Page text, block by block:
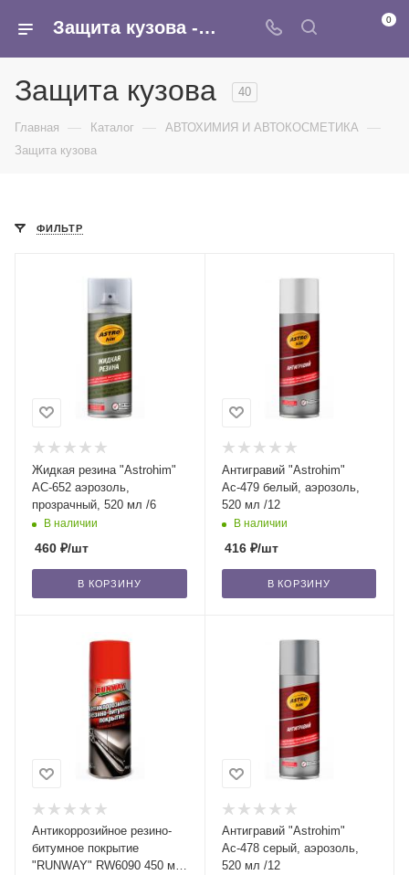
Защита кузова - купить оптом в Москве в интернет-магазине Армина 0
Защита кузова 40
Главная — Каталог — АВТОХИМИЯ И АВТОКОСМЕТИКА —
Защита кузова
ФИЛЬТР
Жидкая резина "Astrohim"
АС-652 аэрозоль,
прозрачный, 520 мл /6
В наличии
460 ₽/шт
В КОРЗИНУ
Антигравий "Astrohim"
Ас-479 белый, аэрозоль,
520 мл /12
В наличии
416₽/шт
В КОРЗИНУ
Антикоррозийное резино-
битумное покрытие
"RUNWAY" RW6090 450 мл
Антигравий "Astrohim"
Ас-478 серый, аэрозоль,
520 мл /12